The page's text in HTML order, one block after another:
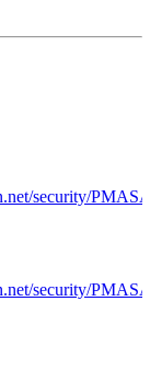
security/PMASA-
security/PMASA-